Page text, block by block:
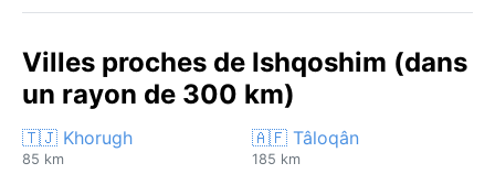
Villes proches de Ishqoshim (dans
un rayon de 300 km)
🇹🇯 Khorugh
85 km
🇦🇫 Tâloqân
185 km